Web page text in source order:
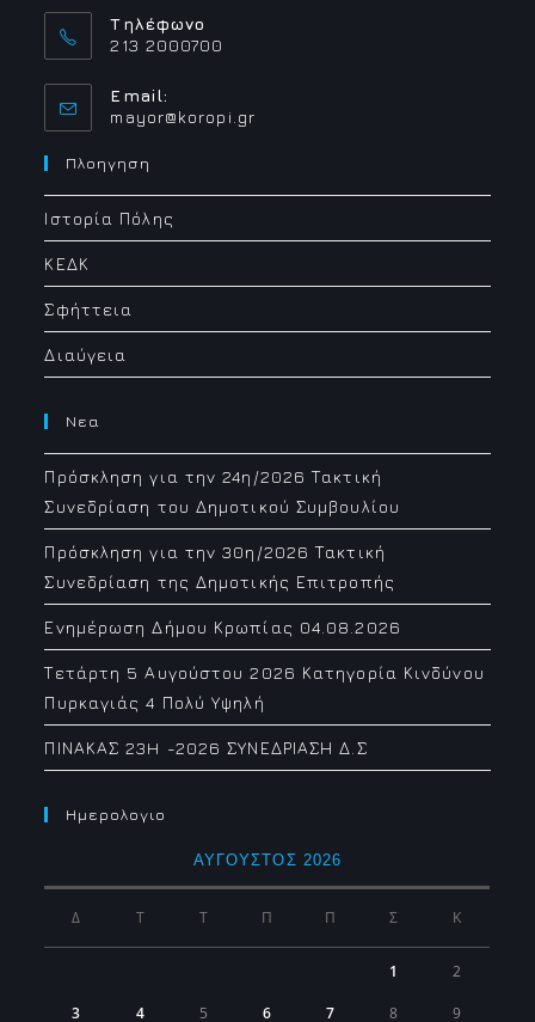
Τηλέφωνο
213 2000700
Email:
mayor@koropi.grOpens
Πλοηγηση
Ιστορία Πόλης
ΚΕΔΚ
Σφήττεια
Διαύγεια
Νεα
Πρόσκληση για την 24η/2026 Τακτική
Συνεδρίαση του Δημοτικού Συμβουλίου
Πρόσκληση για την 30η/2026 Τακτική
Συνεδρίαση της Δημοτικής Επιτροπής
Ενημέρωση Δήμου Κρωπίας 04.08.2026
Τετάρτη 5 Αυγούστου 2026 Κατηγορία Κινδύνου
Πυρκαγιάς 4 Πολύ Υψηλή
ΠΙΝΑΚΑΣ 23H -2026 ΣΥΝΕΔΡΙΑΣΗ Δ.Σ
Ημερολογιο
ΑΎΓΟΥΣΤΟΣ 2026
Δ Τ Τ Π Π Σ Κ
1 2
3 4 5 6 7 8 9